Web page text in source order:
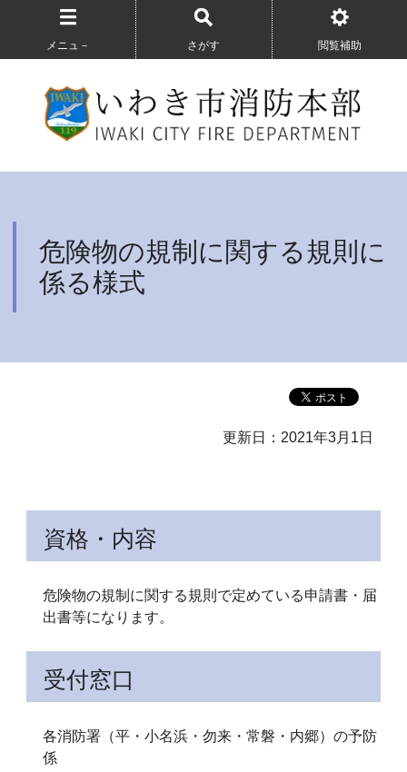
メニュ－ さがす 閲覧補助
危険物の規制に関する規則に
係る様式
更新日：2021年3月1日
資格・内容
危険物の規制に関する規則で定めている申請書・届
出書等になります。
受付窓口
各消防署（平・小名浜・勿来・常磐・内郷）の予防
係